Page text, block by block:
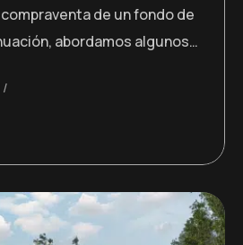
de un fondo de
abordamos algunos…